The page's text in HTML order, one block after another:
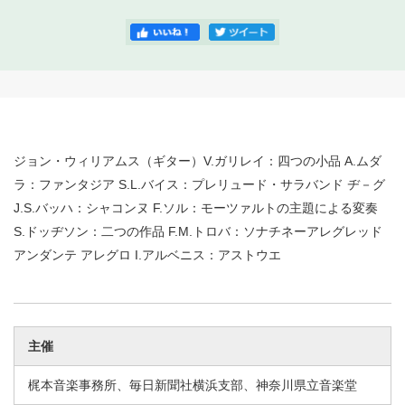
ジョン・ウィリアムス（ギター）V.ガリレイ：四つの小品 A.ムダ
ラ：ファンタジア S.L.バイス：プレリュード・サラバンド ヂ－グ
J.S.バッハ：シャコンヌ F.ソル：モーツァルトの主題による変奏
S.ドッヂソン：二つの作品 F.M.トロバ：ソナチネーアレグレッド
アンダンテ アレグロ I.アルベニス：アストウエ
主催
梶本音楽事務所、毎日新聞社横浜支部、神奈川県立音楽堂